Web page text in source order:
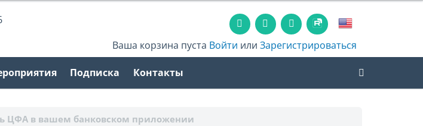
Ваша корзина пуста Войти илиЗарегистрироваться
Подписка Контакты
ЦФА в вашем банковском приложении